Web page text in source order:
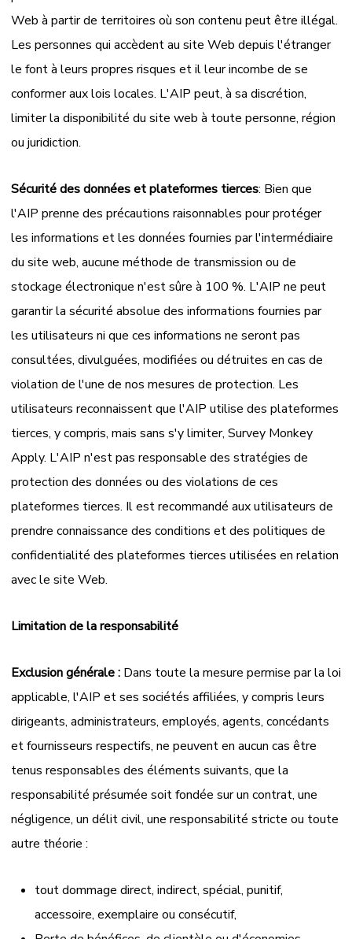
Web à partir de territoires où son contenu peut être illégal.
Les personnes qui accèdent au site Web depuis l'étranger
le font à leurs propres risques et il leur incombe de se
conformer aux lois locales. L'AIP peut, à sa discrétion,
limiter la disponibilité du site web à toute personne, région
ou juridiction.
Sécurité des données et plateformes tierces: Bien que
l'AIP prenne des précautions raisonnables pour protéger
les informations et les données fournies par l'intermédiaire
du site web, aucune méthode de transmission ou de
stockage électronique n'est sûre à 100 %. L'AIP ne peut
garantir la sécurité absolue des informations fournies par
les utilisateurs ni que ces informations ne seront pas
consultées, divulguées, modifiées ou détruites en cas de
violation de l'une de nos mesures de protection. Les
utilisateurs reconnaissent que l'AIP utilise des plateformes
tierces, y compris, mais sans s'y limiter, Survey Monkey
Apply. L'AIP n'est pas responsable des stratégies de
protection des données ou des violations de ces
plateformes tierces. Il est recommandé aux utilisateurs de
prendre connaissance des conditions et des politiques de
confidentialité des plateformes tierces utilisées en relation
avec le site Web.
Limitation de la responsabilité
Exclusion générale :Dans toute la mesure permise par la loi
applicable, l'AIP et ses sociétés affiliées, y compris leurs
dirigeants, administrateurs, employés, agents, concédants
et fournisseurs respectifs, ne peuvent en aucun cas être
tenus responsables des éléments suivants, que la
responsabilité présumée soit fondée sur un contrat, une
négligence, un délit civil, une responsabilité stricte ou toute
autre théorie :
tout dommage direct, indirect, spécial, punitif,
accessoire, exemplaire ou consécutif,